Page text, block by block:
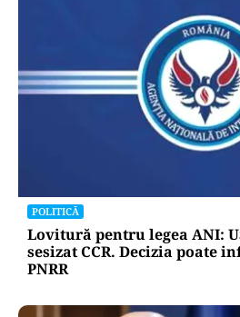
POLITICĂ
Lovitură pentru legea ANI:
sesizat CCR. Decizia poate
PNRR